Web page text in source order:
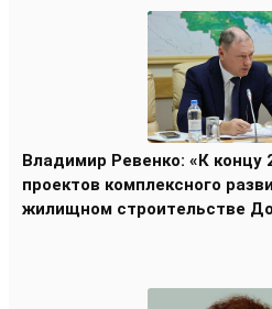
Владимир Ревенко: «К концу
проектов комплексного
жилищном строительстве